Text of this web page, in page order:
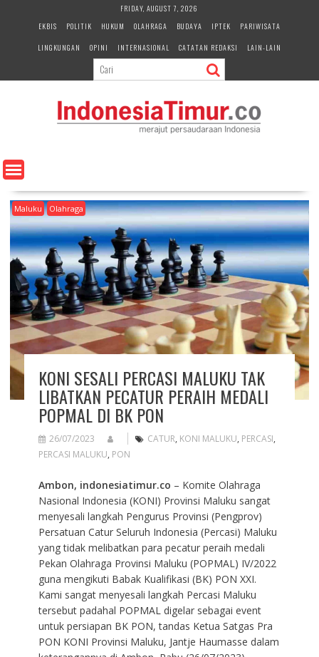
e
n
FRIDAY, AUGUST 7, 2026
EKBIS
POLITIK HUKUM OLAHRAGA BUDAYA IPTEK
PARIWISATA
LINGKUNGAN
OPINI INTERNASIONAL CATATAN REDAKSI LAIN-LAIN
Maluku Olahraga
KONI SESALI PERCASI MALUKU TAK
LIBATKAN PECATUR PERAIH MEDALI
POPMAL DI BK PON
26/07/2023 CATUR, KONI MALUKU, PERCASI,
PERCASI MALUKU, PON
Ambon, indonesiatimur.co – Komite Olahraga
Nasional Indonesia (KONI) Provinsi Maluku sangat
menyesali langkah Pengurus Provinsi (Pengprov)
Persatuan Catur Seluruh Indonesia (Percasi) Maluku
yang tidak melibatkan para pecatur peraih medali
Pekan Olahraga Provinsi Maluku (POPMAL) IV/2022
guna mengikuti Babak Kualifikasi (BK) PON XXI.
Kami sangat menyesali langkah Percasi Maluku
tersebut padahal POPMAL digelar sebagai event
untuk persiapan BK PON, tandas Ketua Satgas Pra
PON KONI Provinsi Maluku, Jantje Haumasse dalam